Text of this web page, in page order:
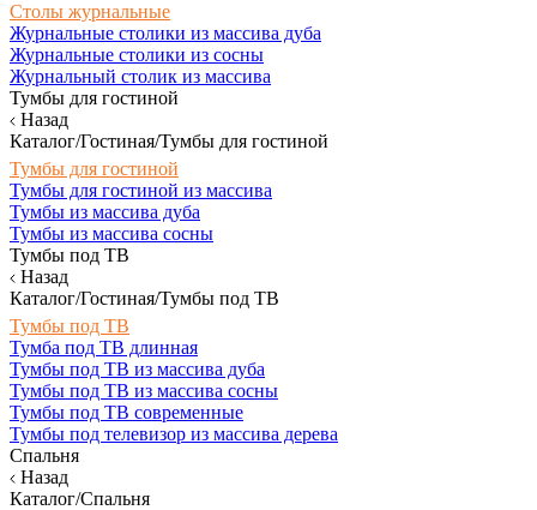
Столы журнальные
Журнальные столики из массива дуба
Журнальные столики из сосны
Журнальный столик из массива
Тумбы для гостиной
Назад
Каталог/Гостиная/Тумбы для гостиной
Тумбы для гостиной
Тумбы для гостиной из массива
Тумбы из массива дуба
Тумбы из массива сосны
Тумбы под ТВ
Назад
Каталог/Гостиная/Тумбы под ТВ
Тумбы под ТВ
Тумба под ТВ длинная
Тумбы под ТВ из массива дуба
Тумбы под ТВ из массива сосны
Тумбы под ТВ современные
Тумбы под телевизор из массива дерева
Спальня
Назад
Каталог/Спальня